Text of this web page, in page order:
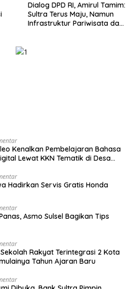
Dialog DPD RI, Amirul Tamim:
Sultra Terus Maju, Namun
Infrastruktur Pariwisata dan
Kenalkan Pembelajaran Bahasa
Lewat KKN Tematik di Desa
Hadirkan Servis Gratis Honda
Asmo Sulsel Bagikan Tips
Rakyat Terintegrasi 2 Kota
Tahun Ajaran Baru